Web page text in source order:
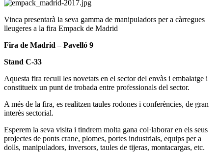
Vinca presentarà la seva gamma de manipuladors per a càrregues
lleugeres a la fira Empack de Madrid
Fira de Madrid – Pavelló 9
Stand C-33
Aquesta fira recull les novetats en el sector del envàs i embalatge i
constitueix un punt de trobada entre professionals del sector.
A més de la fira, es realitzen taules rodones i conferències, de gran
interès sectorial.
Esperem la seva visita i tindrem molta gana col·laborar en els seus
projectes de ponts crane, plomes, portes industrials, equips per a
dolls, manipuladors, inversors, taules de tijeras, montacargas, etc.